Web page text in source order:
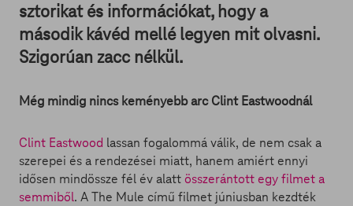
sztorikat és információkat, hogy a
második kávéd mellé legyen mit olvasni.
Szigorúan zacc nélkül.
Még mindig nincs keményebb arc Clint Eastwoodnál
Clint Eastwood lassan fogalommá válik, de nem csak a
szerepei és a rendezései miatt, hanem amiért ennyi
idősen mindössze fél év alatt összerántott egy filmet a
semmiből. A The Mule című filmet júniusban kezdték